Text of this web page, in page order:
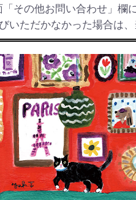
その他お問い合わせ」欄
いただかなかった場合は